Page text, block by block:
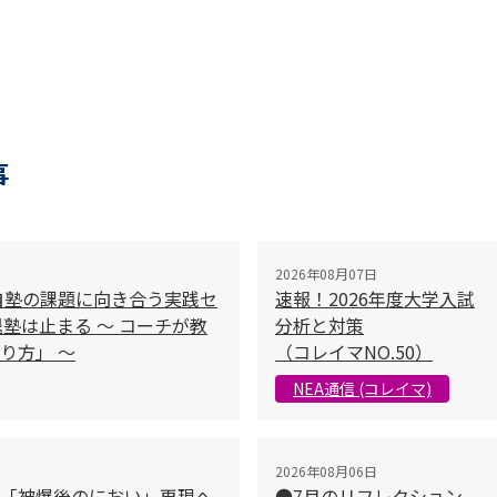
の課題に向き合う実践セ
は止まる 〜 コーチが教
方」 〜
2026年08月07日
速報！2026年度大学入試
分析と対策
（コレイマNO.50）
NEA通信 (コレイマ)
2026年08月06日